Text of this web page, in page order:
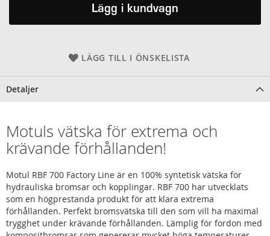
Lägg i kundvagn
LÄGG TILL I ÖNSKELISTA
Detaljer
Motuls vätska för extrema och
krävande förhållanden!
Motul RBF 700 Factory Line är en 100% syntetisk vätska för
hydrauliska bromsar och kopplingar. RBF 700 har utvecklats
som en högprestanda produkt för att klara extrema
förhållanden. Perfekt bromsvätska till den som vill ha maximal
trygghet under krävande förhållanden. Lämplig för fordon med